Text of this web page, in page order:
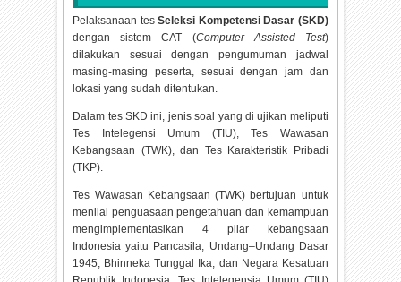
Pelaksanaan tesSeleksi Kompetensi Dasar (SKD)
dengan sistem CAT (Computer Assisted Test)
dilakukan sesuai dengan pengumuman jadwal
masing-masing peserta, sesuai dengan jam dan
lokasi yang sudah ditentukan.
Dalam tes SKD ini, jenis soal yang di ujikan meliputi
Tes Intelegensi Umum (TIU), Tes Wawasan
Kebangsaan (TWK), dan Tes Karakteristik Pribadi
(TKP).
Tes Wawasan Kebangsaan (TWK) bertujuan untuk
menilai penguasaan pengetahuan dan kemampuan
mengimplementasikan 4 pilar kebangsaan
Indonesia yaitu Pancasila, Undang–Undang Dasar
1945, Bhinneka Tunggal Ika, dan Negara Kesatuan